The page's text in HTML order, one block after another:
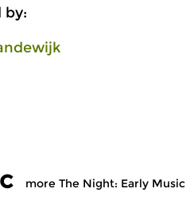
by:
more The Night: Early Music